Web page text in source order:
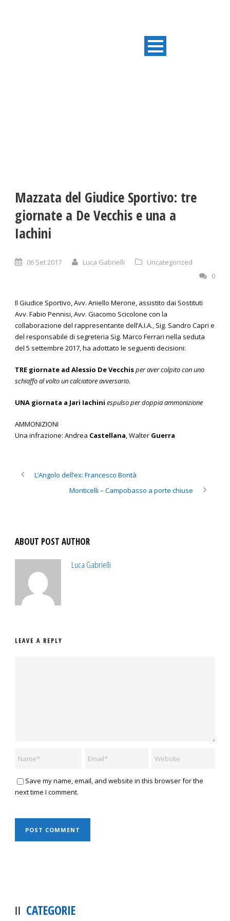
Mazzata del Giudice Sportivo: tre
giornate a De Vecchis e una a
Iachini
06 Set 2017 Luca Gabrielli
Uncategorized
0
Il Giudice Sportivo, Avv. Aniello Merone, assistito dai Sostituti
Avv. Fabio Pennisi, Avv. Giacomo Scicolone con la
collaborazione del rappresentante dell’A.I.A., Sig. Sandro Capri e
del responsabile di segreteria Sig. Marco Ferrari nella seduta
del 5 settembre 2017, ha adottato le seguenti decisioni:
TRE giornate ad Alessio De Vecchisper aver colpito con uno
schiaffo al volto un calciatore avversario.
UNA giornata a Jari Iachini espulso per doppia ammonizione
AMMONIZIONI
Una infrazione: Andrea Castellana, Walter Guerra
L’Angolo dell’ex: Francesco Bontà
Monticelli – Campobasso a porte chiuse
ABOUT POST AUTHOR
Luca Gabrielli
LEAVE A REPLY
Save my name, email, and website in this browser for the
next time I comment.
CATEGORIE